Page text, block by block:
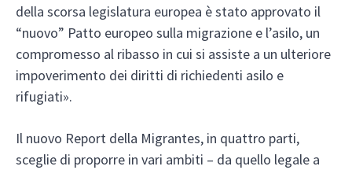
della scorsa legislatura europea è stato approvato il
“nuovo” Patto europeo sulla migrazione e l’asilo, un
compromesso al ribasso in cui si assiste a un ulteriore
impoverimento dei diritti di richiedenti asilo e
rifugiati».
Il nuovo Report della Migrantes, in quattro parti,
sceglie di proporre in vari ambiti – da quello legale a